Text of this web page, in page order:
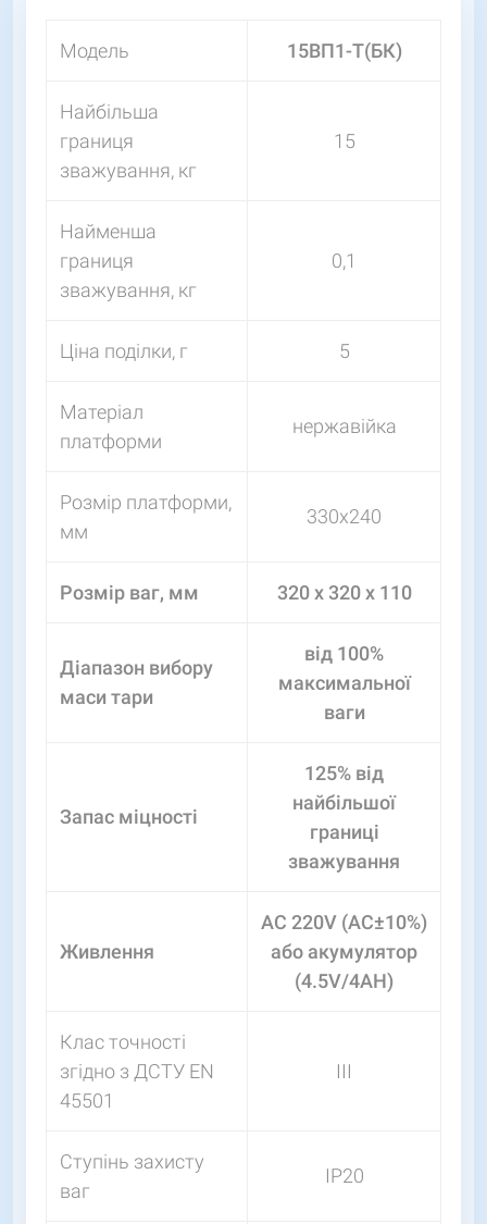
Модель 15ВП1-Т(БК)
Найбільша
границя
зважування, кг
15
Найменша
границя
зважування, кг
0,1
Ціна поділки, г 5
Матеріал
платформи
нержавійка
Розмір платформи,
мм
330х240
Розмір ваг, мм 320 x 320 x 110
Діапазон вибору
маси тари
від 100%
максимальної
ваги
Запас міцності
125% від
найбільшої
границі
зважування
Живлення
АС 220V (AC±10%)
або акумулятор
(4.5V/4AH)
Клас точності
згідно з ДСТУ EN
45501
III
Ступінь захисту
ваг
IP20